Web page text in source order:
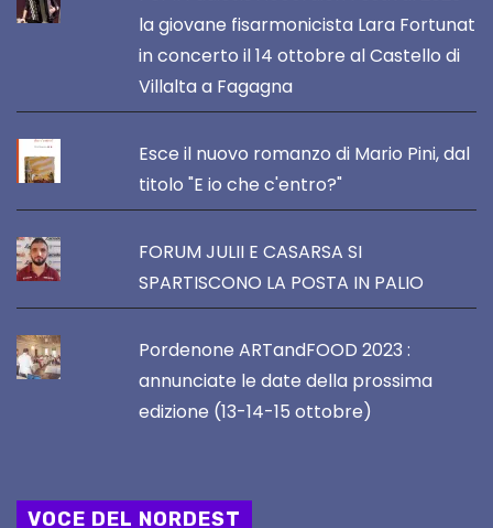
la giovane fisarmonicista Lara Fortunat
in concerto il 14 ottobre al Castello di
Villalta a Fagagna
Esce il nuovo romanzo di Mario Pini, dal
titolo "E io che c'entro?"
FORUM JULII E CASARSA SI
SPARTISCONO LA POSTA IN PALIO
Pordenone ARTandFOOD 2023 :
annunciate le date della prossima
edizione (13-14-15 ottobre)
VOCE DEL NORDEST